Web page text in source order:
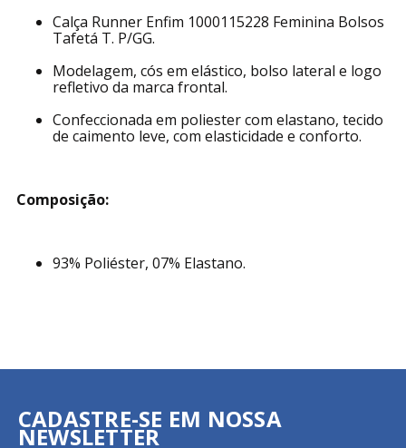
Calça Runner Enfim 1000115228 Feminina Bolsos
Tafetá T. P/GG.
Modelagem, cós em elástico, bolso lateral e logo
refletivo da marca frontal.
Confeccionada em poliester com elastano, tecido
de caimento leve, com elasticidade e conforto.
Composição:
93% Poliéster, 07% Elastano.
CADASTRE-SE EM NOSSA
NEWSLETTER